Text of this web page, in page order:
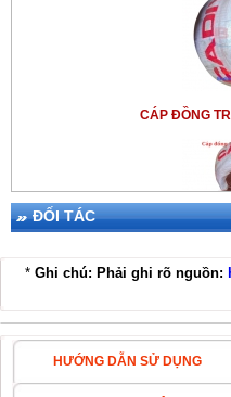
CÁP ĐỒNG
CÁP ĐỒNG
ĐỐI TÁC
* Ghi chú: Phải ghi rõ nguồn:
HƯỚNG DẪN SỬ DỤNG